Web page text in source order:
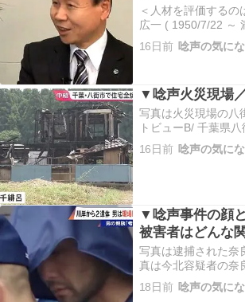
＜人材を評価する
広一 ( 1950/7/22 ～
時代が変わっても
営や業務に活かすた
16日前 唸声の気に
▼唸声火災現場
写真は火災現場の八
トビューB/ 千葉県
https://
街駅北口から東北
16日前 唸声の気に
▼唸声事件の顔
被害者はどんな
写真は逮捕された奈
真は今北容疑者の奈
https://youtu.be/
トリートビューD/
18日前 唸声の気に